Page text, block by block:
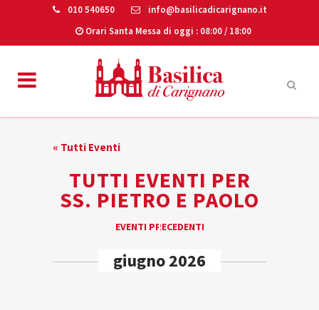
010 540650
info@basilicadicarignano.it
Orari Santa Messa di oggi : 08:00 / 18:00
« Tutti Eventi
TUTTI EVENTI PER
SS. PIETRO E PAOLO
NAVIGATION
EVENTI PRECEDENTI
giugno 2026